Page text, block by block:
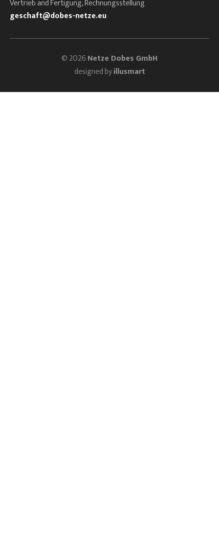
Vertrieb and Fertigung, Rechnungsstellung
geschaft@dobes-netze.eu
© 2026Netze Dobes GmbH
designed byillusmart